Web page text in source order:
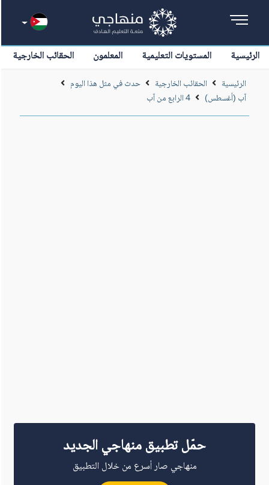
الرئيسية المستويات التعليمية المعلمون الحقائب الخارجية
الرئيسية الحقائب الخارجية
حدث في مثل هذا اليوم
آب (أغسطس)
4 الرابع من آب
حمّل تطبيق منهاجي الجديد
منهاجي صار أسرع من خلال التطبيق